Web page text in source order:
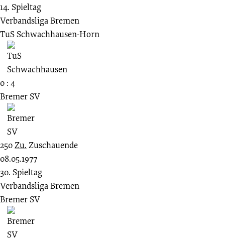
14. Spieltag
Verbandsliga Bremen
TuS Schwachhausen-Horn
0 : 4
Bremer SV
250Zu. Zuschauende
08.05.1977
30. Spieltag
Verbandsliga Bremen
Bremer SV